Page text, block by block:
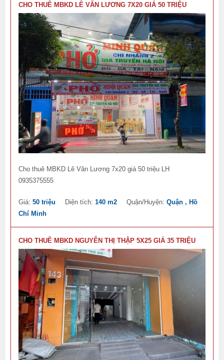
CHO THUÊ MBKD LÊ VĂN LƯƠNG 7X20 GIÁ 50 TRIỆU
Cho thuê MBKD Lê Văn Lương 7x20 giá 50 triệu LH
0935375555
Giá:50 triệu Diện tích:140 m2 Quận/Huyện:Quận , Hồ
Chí Minh
CHO THUÊ MBKD NGUYỄN THỊ THẬP 5X25 GIÁ 35 TRIỆU